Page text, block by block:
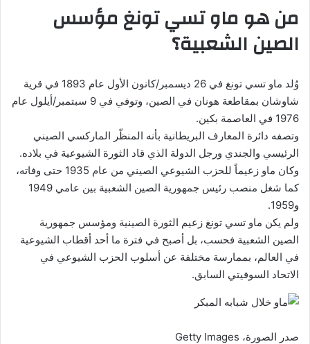
من هو ماو تسي تونغ مؤسس
الصين الشعبية؟
وُلد ماو تسي تونغ في 26 ديسمبر/كانون الأول عام 1893 في قرية
شاوشان بمقاطعة هونان في الصين، وتوفي في 9 سبتمبر/أيلول عام
1976 في العاصمة بكين.
وتصفه دائرة المعارف البريطانية بأنه المنظّر الماركسي الصيني
الرئيسي والجندي ورجل الدولة الذي قاد الثورة الشيوعية في بلاده.
وكان ماو زعيماً للحزب الشيوعي الصيني من عام 1935 حتى وفاته،
كما شغل منصب رئيس جمهورية الصين الشعبية بين عامي 1949
و1959.
ولم يكن ماو تسي تونغ زعيم الثورة الصينية ومؤسس جمهورية
الصين الشعبية فحسب، بل أصبح في فترة ما أحد أقطاب الشيوعية
في العالم، بممارسة مختلفة عن أسلوب الحزب الشيوعي في
الاتحاد السوفيتي السابق.
صدر الصورة، Getty Images